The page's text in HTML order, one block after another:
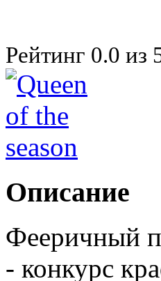
Рейтинг 0.0 из
Описание
Фееричный
- конкурс